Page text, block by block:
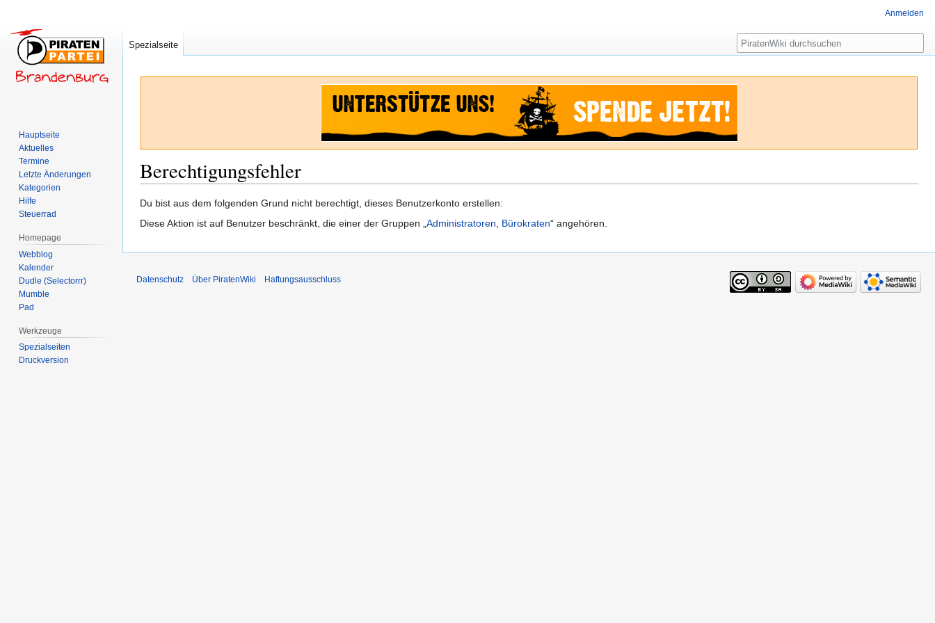
Berechtigungsfehler
Zur
Navigation
Zur
Suche
Du bist aus dem folgenden Grund nicht berechtigt, dieses Benutzerkonto erstellen:
Diese Aktion ist auf Benutzer beschränkt, die einer der Gruppen „ Administratoren Bürokraten“ angehören.
Anmelden
Spezialseite Suche
Hauptseite
Aktuelles
Termine
Letzte Änderungen
Kategorien
Hilfe
Steuerrad
Homepage
Webblog
Kalender
Dudle (Selectorrr)
Mumble
Pad
Werkzeuge
Spezialseiten
Druckversion
Datenschutz Über PiratenWiki Haftungsausschluss